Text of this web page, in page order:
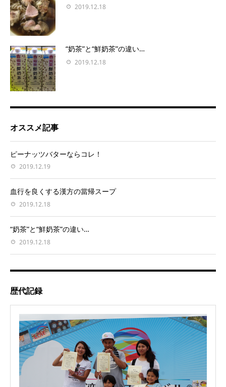
2019.12.18
“奶茶”と“鮮奶茶”の違い…
2019.12.18
オススメ記事
ピーナッツバターならコレ！
2019.12.19
血行を良くする漢方の當帰スープ
2019.12.18
“奶茶”と“鮮奶茶”の違い…
2019.12.18
歴代記録